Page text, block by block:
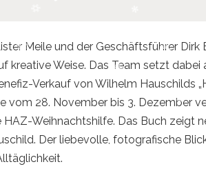
Meile und der Geschäftsführer
kreative Weise. Das Team setzt dabei
Verkauf von Wilhelm Hauschilds
vom 28. November bis 3. Dezember
Weihnachtshilfe. Das Buch zeigt
Der liebevolle, fotografische